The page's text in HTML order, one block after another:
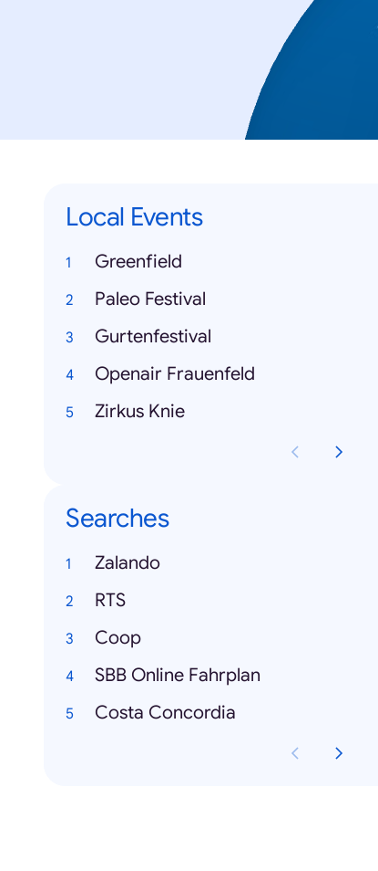
Local Events
Greenfield
Paleo Festival
Gurtenfestival
Openair Frauenfeld
Zirkus Knie
Searches
Zalando
RTS
Coop
SBB Online Fahrplan
Costa Concordia